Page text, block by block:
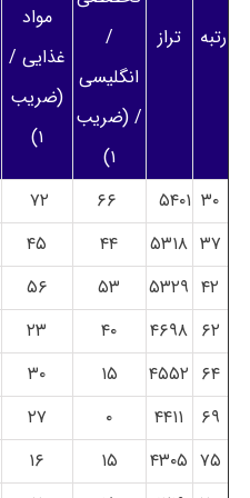
رتبه تراز
/
انگلیسی
/ (ضریب
۱)
مواد
غذایی /
(ضریب
۱)
۳۰ ۵۴۰۱ ۷۲
۳۷ ۵۳۱۸ ۴۴ ۴۵
۴۲ ۵۳۲۹ ۵۳ ۵۶
۶۲ ۴۶۹۸ ۴۰ ۲۳
۶۴ ۴۵۵۲ ۱۵ ۳۰
۶۹
۴۴۱۱ ۰ ۲۷
۷۵ ۴۳۰۵ ۱۵ ۱۶